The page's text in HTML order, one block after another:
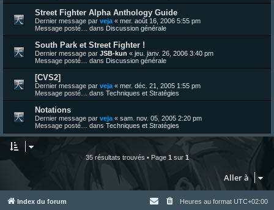
Street Fighter Alpha Anthology Guide
Dernier message par veja « mer. août 16, 2006 5:55 pm
Message posté… dans Discussion générale
South Park et Street Fighter !
Dernier message par JSB-kun « jeu. janv. 26, 2006 3:40 pm
Message posté… dans Discussion générale
[CVS2]
Dernier message par veja « mer. déc. 21, 2005 1:55 pm
Message posté… dans Techniques et Stratégies
Notations
Dernier message par veja « sam. nov. 05, 2005 2:20 pm
Message posté… dans Techniques et Stratégies
35 résultats trouvés • Page 1 sur 1
Aller à
Index du forum Heures au format UTC+02:00